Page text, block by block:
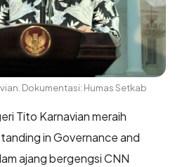
Dokumentasi: Humas Setkab
Tito Karnavian meraih
in Governance and
ajang bergengsi CNN